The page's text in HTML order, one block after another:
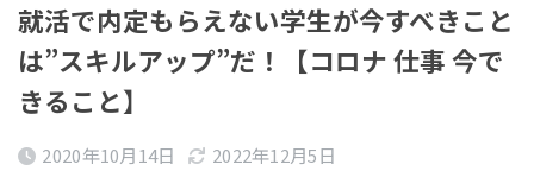
就活で内定もらえない学生が今すべきこと
は”スキルアップ”だ！【コロナ 仕事 今で
きること】
2020年10月14日 2022年12月5日